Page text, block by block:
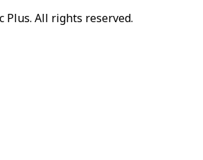
Plus. All rights reserved.